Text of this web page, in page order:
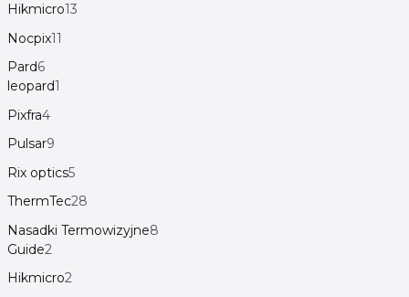
Hikmicro13
Nocpix11
Pard6
leopard1
Pixfra4
Pulsar9
Rix optics5
ThermTec28
Nasadki Termowizyjne8
Guide2
Hikmicro2